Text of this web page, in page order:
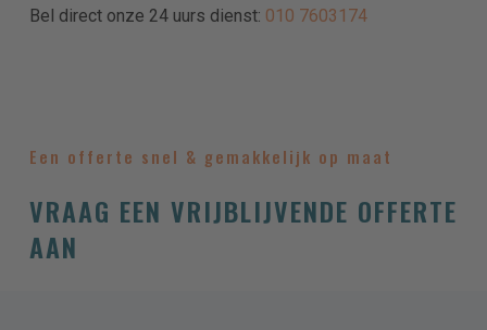
Bel direct onze 24 uurs dienst: 010 7603174
Een offerte snel & gemakkelijk op maat
VRAAG EEN VRIJBLIJVENDE OFFERTE
AAN